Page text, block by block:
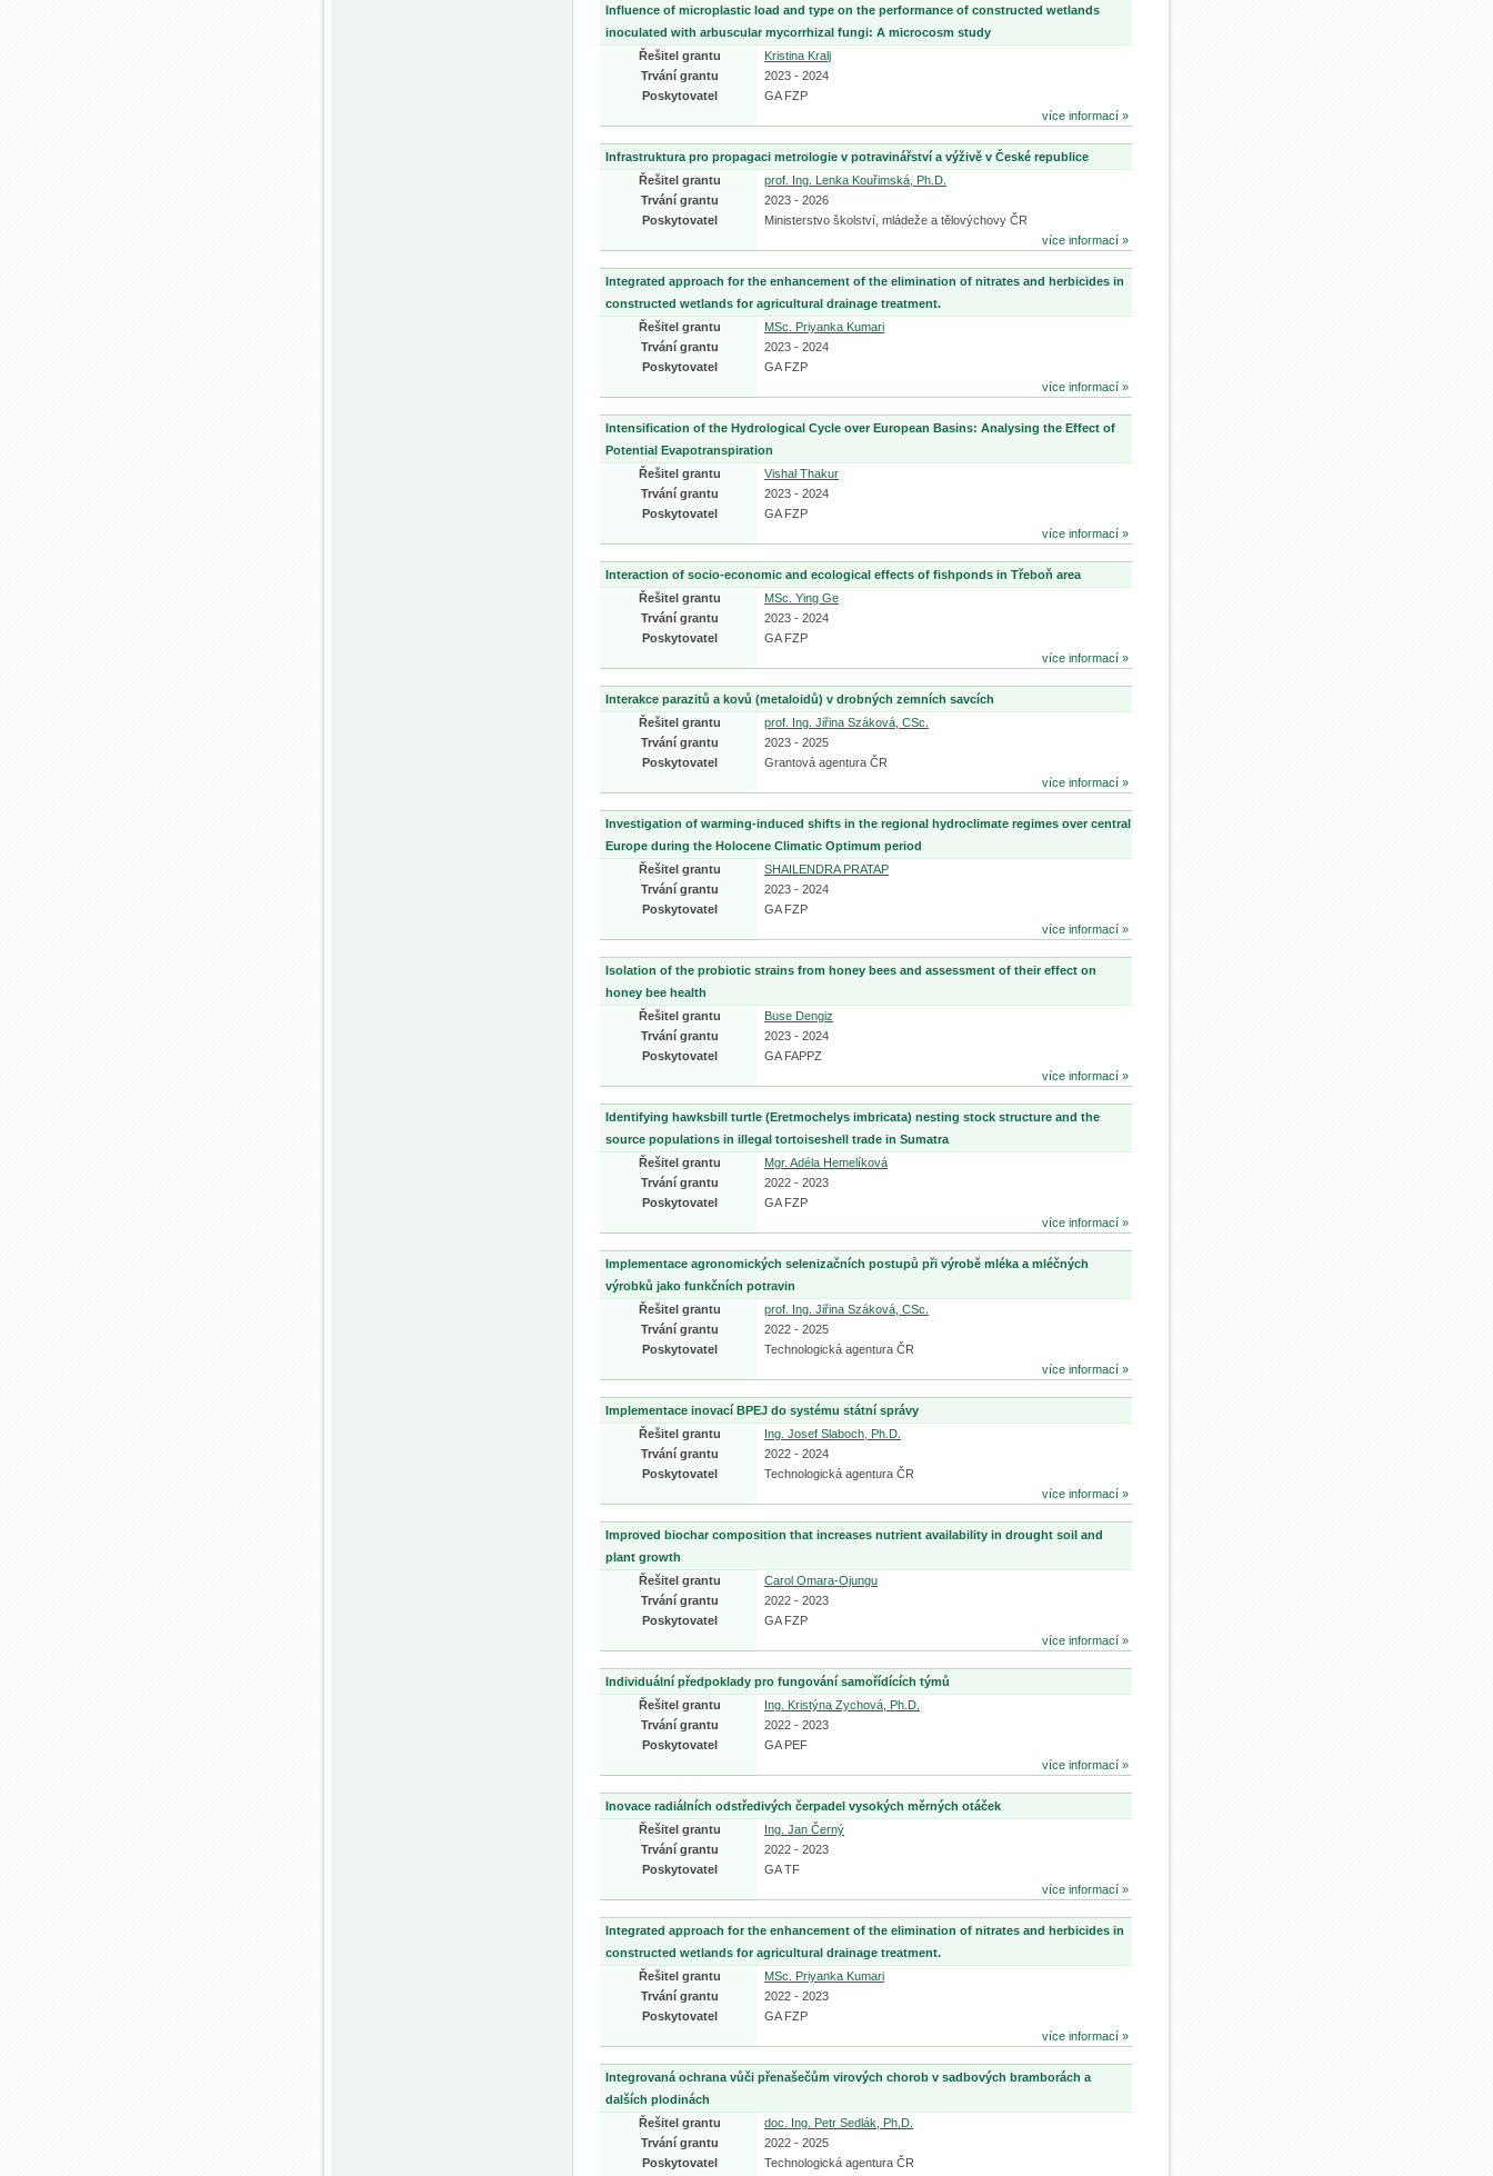
Influence of microplastic load and type on the performance of constructed wetlands
inoculated with arbuscular mycorrhizal fungi: A microcosm study
Řešitel grantu
Kristina Kralj
Trvání grantu
2023 - 2024
Poskytovatel
GA FZP
více informací »
Infrastruktura pro propagaci metrologie v potravinářství a výživě v České republice
Řešitel grantu
prof. Ing. Lenka Kouřimská, Ph.D.
Trvání grantu
2023 - 2026
Poskytovatel
Ministerstvo školství, mládeže a tělovýchovy ČR
více informací »
Integrated approach for the enhancement of the elimination of nitrates and herbicides in
constructed wetlands for agricultural drainage treatment.
Řešitel grantu
MSc. Priyanka Kumari
Trvání grantu
2023 - 2024
Poskytovatel
GA FZP
více informací »
Intensification of the Hydrological Cycle over European Basins: Analysing the Effect of
Potential Evapotranspiration
Řešitel grantu
Vishal Thakur
Trvání grantu
2023 - 2024
Poskytovatel
GA FZP
více informací »
Interaction of socio-economic and ecological effects of fishponds in Třeboň area
Řešitel grantu
MSc. Ying Ge
Trvání grantu
2023 - 2024
Poskytovatel
GA FZP
více informací »
Interakce parazitů a kovů (metaloidů) v drobných zemních savcích
Řešitel grantu
prof. Ing. Jiřina Száková, CSc.
Trvání grantu
2023 - 2025
Poskytovatel
Grantová agentura ČR
více informací »
Investigation of warming-induced shifts in the regional hydroclimate regimes over central
Europe during the Holocene Climatic Optimum period
Řešitel grantu
SHAILENDRA PRATAP
Trvání grantu
2023 - 2024
Poskytovatel
GA FZP
více informací »
Isolation of the probiotic strains from honey bees and assessment of their effect on
honey bee health
Řešitel grantu
Buse Dengiz
Trvání grantu
2023 - 2024
Poskytovatel
GA FAPPZ
více informací »
Identifying hawksbill turtle (Eretmochelys imbricata) nesting stock structure and the
source populations in illegal tortoiseshell trade in Sumatra
Řešitel grantu
Mgr. Adéla Hemelíková
Trvání grantu
2022 - 2023
Poskytovatel
GA FZP
více informací »
Implementace agronomických selenizačních postupů při výrobě mléka a mléčných
výrobků jako funkčních potravin
Řešitel grantu
prof. Ing. Jiřina Száková, CSc.
Trvání grantu
2022 - 2025
Poskytovatel
Technologická agentura ČR
více informací »
Implementace inovací BPEJ do systému státní správy
Řešitel grantu
Ing. Josef Slaboch, Ph.D.
Trvání grantu
2022 - 2024
Poskytovatel
Technologická agentura ČR
více informací »
Improved biochar composition that increases nutrient availability in drought soil and
plant growth
Řešitel grantu
Carol Omara-Ojungu
Trvání grantu
2022 - 2023
Poskytovatel
GA FZP
více informací »
Individuální předpoklady pro fungování samořídících týmů
Řešitel grantu
Ing. Kristýna Zychová, Ph.D.
Trvání grantu
2022 - 2023
Poskytovatel
GA PEF
více informací »
Inovace radiálních odstředivých čerpadel vysokých měrných otáček
Řešitel grantu
Ing. Jan Černý
Trvání grantu
2022 - 2023
Poskytovatel
GA TF
více informací »
Integrated approach for the enhancement of the elimination of nitrates and herbicides in
constructed wetlands for agricultural drainage treatment.
Řešitel grantu
MSc. Priyanka Kumari
Trvání grantu
2022 - 2023
Poskytovatel
GA FZP
více informací »
Integrovaná ochrana vůči přenašečům virových chorob v sadbových bramborách a
dalších plodinách
Řešitel grantu
doc. Ing. Petr Sedlák, Ph.D.
Trvání grantu
2022 - 2025
Poskytovatel
Technologická agentura ČR